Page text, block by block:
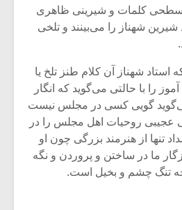
ی سطحی کلمات و شیرینی ظاهری
شیرین شهناز را می‌بینند و تلخی
استاد شهناز آن کلام طنز تلخ یا
را با حالتی می‌گوید که انگار
گویی کسی در مجلس نیست
عجیبی روحیات اهل مجلس را در
تنها از هنرمند بزرگی چون او
ما در ساختن و پروردن و نگه
تنگ چشم و بخیل است.
بر موسیقی
«متری
توانی
باشی،
باش
دوره
موسیقی
سکانسی
موسیقی